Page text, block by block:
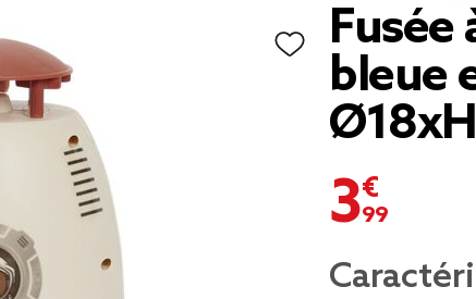
Fusée
bleue
3,99 €